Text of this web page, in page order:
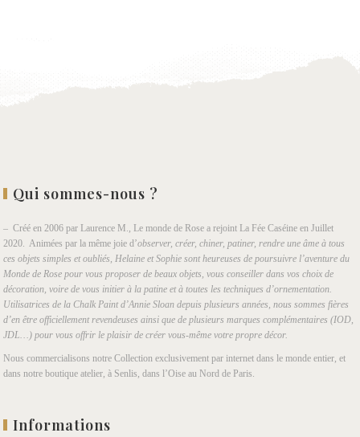
Qui sommes-nous ?
– Créé en 2006 par Laurence M., Le monde de Rose a rejoint La Fée Caséine en Juillet
2020. Animées par la même joie d’observer, créer, chiner, patiner, rendre une âme à tous
ces objets simples et oubliés, Helaine et Sophie sont heureuses de poursuivre l’aventure du
Monde de Rose pour vous proposer de beaux objets, vous conseiller dans vos choix de
décoration, voire de vous initier à la patine et à toutes les techniques d’ornementation.
Utilisatrices de la Chalk Paint d’Annie Sloan depuis plusieurs années, nous sommes fières
d’en être officiellement revendeuses ainsi que de plusieurs marques complémentaires (IOD,
JDL…) pour vous offrir le plaisir de créer vous-même votre propre décor.
Nous commercialisons notre Collection exclusivement par internet dans le monde entier, et
dans notre boutique atelier, à Senlis, dans l’Oise au Nord de Paris.
Informations